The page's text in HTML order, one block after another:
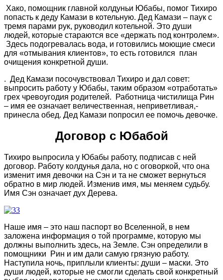
Хако, помощник главной колдуньи Юбабы, помог Тихиро
попасть к деду Камази в котельную. Дед Камази – паук с
тремя парами рук, руководил котельной. Это души
людей, которые стараются все «держать под контролем».
Здесь подогревалась вода, и готовились моющие смеси
для «отмывания клиентов», то есть готовился план
очищения конкретной души.
. Дед Камази посочувствовал Тихиро и дал совет:
выпросить работу у Юбабы, таким образом «отработать»
грех чревоугодия родителей. Работница чистилища Рин
– имя ее означает величественная, неприветливая,-
принесла обед. Дед Камази попросил ее помочь девочке.
Договор с Юбабой
Тихиро выпросила у Юбабы работу, подписав с ней
договор. Работу колдунья дала, но с оговоркой, что она
изменит имя девочки на Сэн и та не сможет вернуться
обратно в мир людей. Изменив имя, мы меняем судьбу.
Имя Сэн означает дух Дерева.
Наше имя – это наш паспорт во Вселенной, в нем
заложена информация о той программе, которую мы
должны выполнить здесь, на Земле. Сэн определили в
помощники Рин и им дали самую грязную работу.
Наступила ночь, приплыли клиенты: души – маски. Это
души людей, которые не смогли сделать свой конкретный